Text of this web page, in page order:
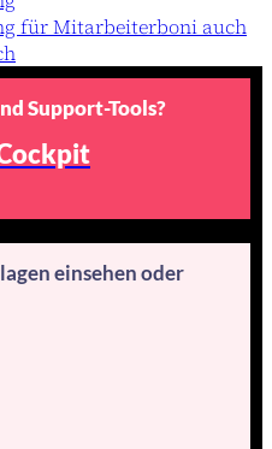
für Mitarbeiterboni auch
Support-Tools?
einsehen oder